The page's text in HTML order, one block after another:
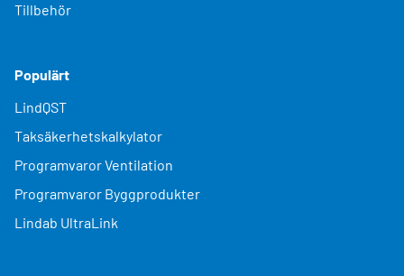
Tillbehör
Populärt
LindQST
Taksäkerhetskalkylator
Programvaror Ventilation
Programvaror Byggprodukter
Lindab UltraLink